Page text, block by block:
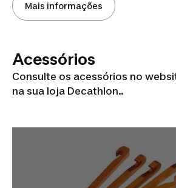
Mais informações
Acessórios
Consulte os acessórios no
na sua loja Decathlon..